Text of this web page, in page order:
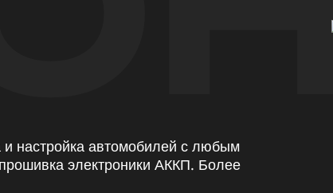
и настройка автомобилей с любым
электроники АККП. Более